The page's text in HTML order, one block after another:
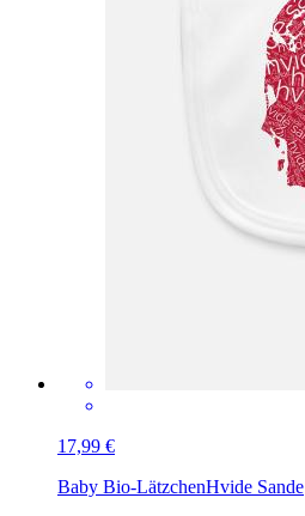
17,99 €
Baby Bio-LätzchenHvide Sande